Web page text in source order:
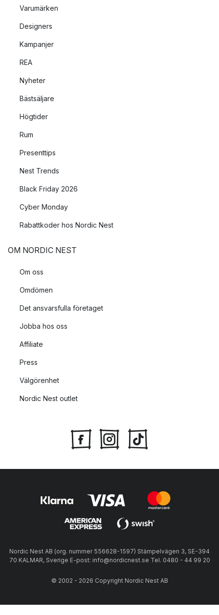
Varumärken
Designers
Kampanjer
REA
Nyheter
Bästsäljare
Högtider
Rum
Presenttips
Nest Trends
Black Friday 2026
Cyber Monday
Rabattkoder hos Nordic Nest
OM NORDIC NEST
Om oss
Omdömen
Det ansvarsfulla företaget
Jobba hos oss
Affiliate
Press
Välgörenhet
Nordic Nest outlet
Nordic Nest AB (org. nummer 556628-1597) Stämpelvägen 3, SE-394
70 KALMAR, Sverige E-post: info@nordicnest.se Tel. 0480 - 44 99 20
© 2002 - 2026 Copyright Nordic Nest AB